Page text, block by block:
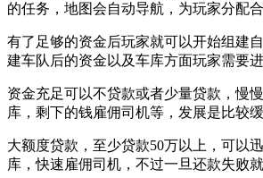
的任务，地图会自动导航，为玩家分配
有了足够的资金后玩家就可以开始组建
建车队后的资金以及车库方面玩家需要
资金充足可以不贷款或者少量贷款，慢
库，剩下的钱雇佣司机等，发展是比较缓
大额度贷款，至少贷款50万以上，可以
库，快速雇佣司机，不过一旦还款失败就